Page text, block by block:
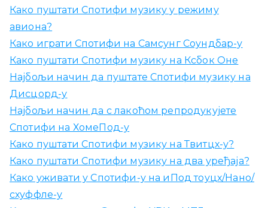
Како пуштати Спотифи музику у режиму
авиона?
Како играти Спотифи на Самсунг Соундбар-у
Како пуштати Спотифи музику на Ксбок Оне
Најбољи начин да пуштате Спотифи музику на
Дисцорд-у
Најбољи начин да с лакоћом репродукујете
Спотифи на ХомеПод-у
Како пуштати Спотифи музику на Твитцх-у?
Како пуштати Спотифи музику на два уређаја?
Како уживати у Спотифи-у на иПод тоуцх/Нано/
схуффле-у